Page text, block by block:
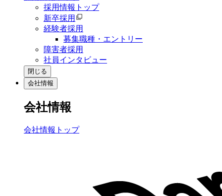
採用情報トップ
新卒採用
経験者採用
募集職種・エントリー
障害者採用
社員インタビュー
閉じる
会社情報
会社情報
会社情報トップ